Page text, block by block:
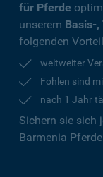
für Pferde
unserem Basis-
folgenden
weltweiter
Fohlen sind
nach 1 Jahr
Sichern sie sich
Barmenia